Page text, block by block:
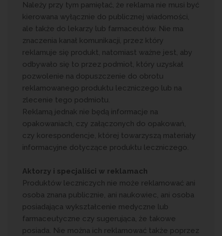
Należy przy tym pamiętać, że reklama nie musi być
kierowana wyłącznie do publicznej wiadomości,
ale także do lekarzy lub farmaceutów. Nie ma
znaczenia kanał komunikacji, przez który
reklamuje się produkt, natomiast ważne jest, aby
odbywało się to przez podmiot, który uzyskał
pozwolenie na dopuszczenie do obrotu
reklamowanego produktu leczniczego lub na
zlecenie tego podmiotu.
Reklamą jednak nie będą informacje na
opakowaniach, czy załączonych do opakowań,
czy korespondencje, której towarzyszą materiały
informacyjne dotyczące produktu leczniczego.
Aktorzy i specjaliści w reklamach
Produktów leczniczych nie może reklamować ani
osoba znana publicznie, ani naukowiec, ani osoba
posiadająca wykształcenie medyczne lub
farmaceutyczne czy sugerująca, że takowe
posiada. Nie można ich reklamować także poprzez